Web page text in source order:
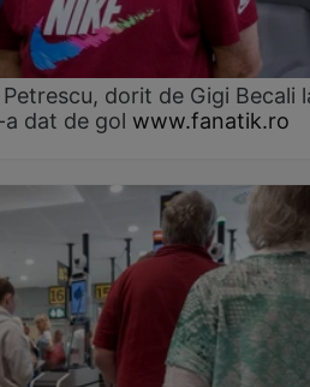
dorit de Gigi Becali
a dat de gol www.fanatik.ro